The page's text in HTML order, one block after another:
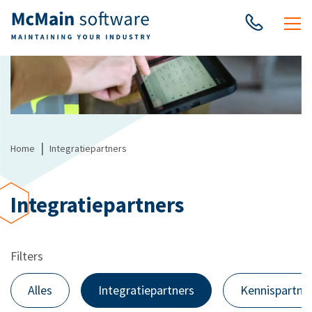
Home | Integratiepartners
Integratiepartners
Filters
Alles Integratiepartners